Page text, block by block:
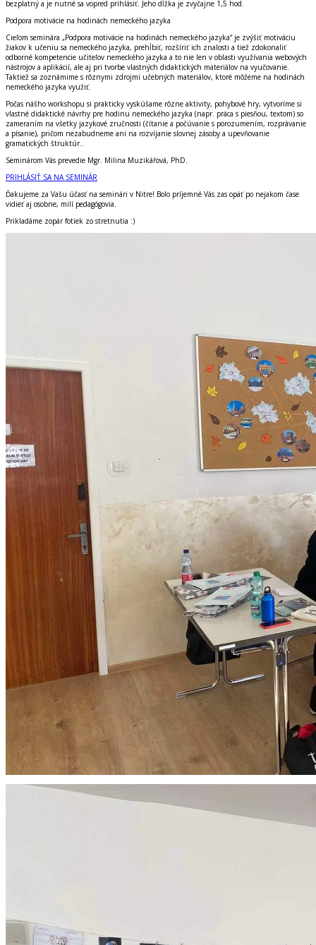
bezplatný a je nutné sa vopred prihlásiť. Jeho dĺžka je zvyčajne 1,5 hod.
Podpora motivácie na hodinách nemeckého jazyka
Cieľom seminára „Podpora motivácie na hodinách nemeckého jazyka“ je zvýšiť motiváciu
žiakov k učeniu sa nemeckého jazyka, prehĺbiť, rozšíriť ich znalosti a tiež zdokonaliť
odborné kompetencie učiteľov nemeckého jazyka a to nie len v oblasti využívania webových
nástrojov a aplikácií, ale aj pri tvorbe vlastných didaktických materiálov na vyučovanie.
Taktiež sa zoznámime s rôznymi zdrojmi učebných materiálov, ktoré môžeme na hodinách
nemeckého jazyka využiť.
Počas nášho workshopu si prakticky vyskúšame rôzne aktivity, pohybové hry, vytvoríme si
vlastné didaktické návrhy pre hodinu nemeckého jazyka (napr. práca s piesňou, textom) so
zameraním na všetky jazykové zručnosti (čítanie a počúvanie s porozumením, rozprávanie
a písanie), pričom nezabudneme ani na rozvíjanie slovnej zásoby a upevňovanie
gramatických štruktúr..
Seminárom Vás prevedie Mgr. Milina Muzikářová, PhD.
PRIHLÁSIŤ SA NA SEMINÁR
Ďakujeme za Vašu účasť na seminári v Nitre! Bolo príjemné Vás zas opäť po nejakom čase
vidieť aj osobne, milí pedagógovia.
Prikladáme zopár fotiek zo stretnutia :)